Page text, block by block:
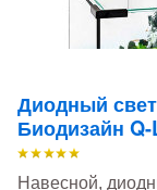
Диодный
Биодизайн
Навесной,